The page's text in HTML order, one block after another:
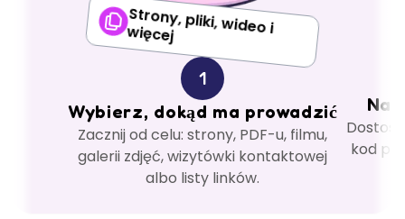
Strony, pliki, wideo i
więcej
1
Wybierz, dokąd ma prowadzić
Zacznij od celu: strony, PDF-u, filmu,
galerii zdjęć, wizytówki kontaktowej
albo listy linków.
kod